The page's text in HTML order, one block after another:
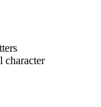
character